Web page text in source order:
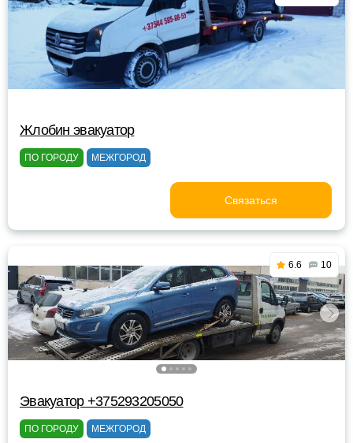
Жлобин эвакуатор
ПО ГОРОДУ МЕЖГОРОД
Связаться
6.6 10
Эвакуатор +375293205050
ПО ГОРОДУ МЕЖГОРОД